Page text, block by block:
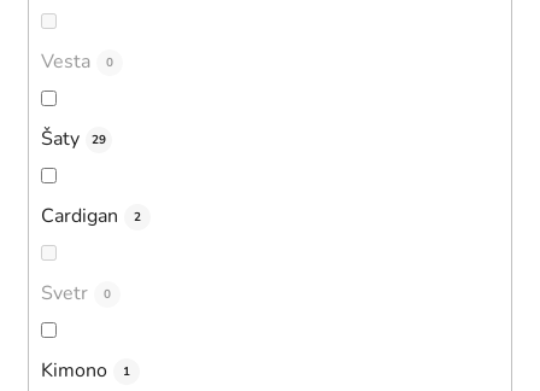
Vesta 0
Šaty 29
Cardigan 2
Svetr 0
Kimono 1